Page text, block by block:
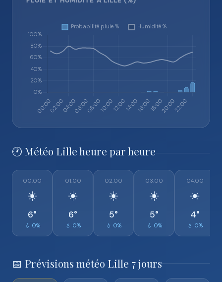
🕐 Météo Lille heure par heure
00:00
☀️
6°
💧 0%
01:00
☀️
6°
💧 0%
02:00
☀️
5°
💧 0%
03:00
☀️
5°
💧 0%
04:00
☀️
4°
💧 0%
📅 Prévisions météo Lille 7 jours